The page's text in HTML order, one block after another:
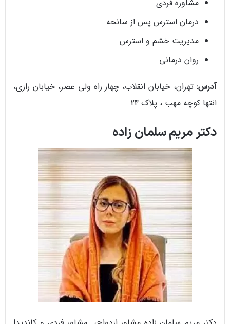
مشاوره فردی
درمان استرس پس از سانحه
مدیریت خشم و استرس
روان درمانی
آدرس: تهران، خیابان انقلاب، چهار راه ولی عصر، خیابان رازی،
انتها کوچه مهب ، پلاک 24
دکتر مریم سلمان زاده